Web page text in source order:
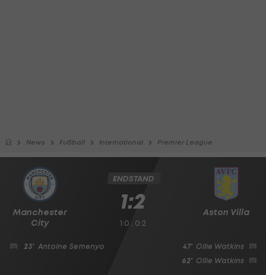
News Fußball International Premier League
Manchester
City
Aston Villa
ENDSTAND
1:2
1:0 , 0:2
23' Antoine Semenyo 47' Ollie Watkins
62' Ollie Watkins